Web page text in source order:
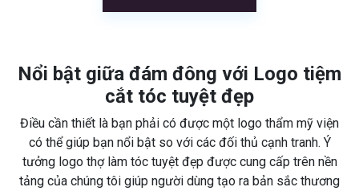
Nổi bật giữa đám đông với Logo tiệm
cắt tóc tuyệt đẹp
Điều cần thiết là bạn phải có được một logo thẩm mỹ viện
có thể giúp bạn nổi bật so với các đối thủ cạnh tranh. Ý
tưởng logo thợ làm tóc tuyệt đẹp được cung cấp trên nền
tảng của chúng tôi giúp người dùng tạo ra bản sắc thương